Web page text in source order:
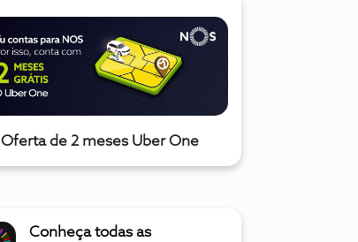
Oferta de 2 meses Uber One
Conheça todas as